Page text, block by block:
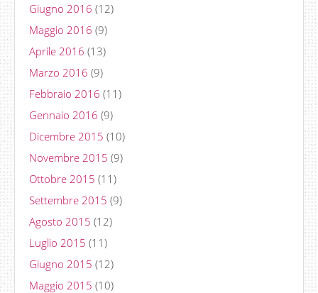
Giugno 2016 (12)
Maggio 2016 (9)
Aprile 2016 (13)
Marzo 2016 (9)
Febbraio 2016 (11)
Gennaio 2016 (9)
Dicembre 2015 (10)
Novembre 2015 (9)
Ottobre 2015 (11)
Settembre 2015 (9)
Agosto 2015 (12)
Luglio 2015 (11)
Giugno 2015 (12)
Maggio 2015 (10)